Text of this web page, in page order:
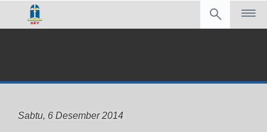
Sabtu, 6 Desember 2014